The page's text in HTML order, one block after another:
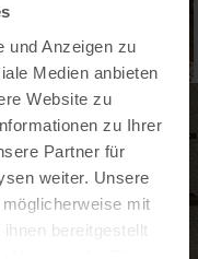
und Anzeigen zu
Medien anbieten
Website zu
zu Ihrer
Partner für
weiter. Unsere
mit
bereitgestellt